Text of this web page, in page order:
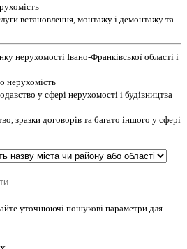
встановлення, монтажу і демонтажу та
нерухомості Івано-Франківської області і
нерухомість
у сфері нерухомості і будівництва
зразки договорів та багато іншого у сфері
уточнюючі пошукові параметри для